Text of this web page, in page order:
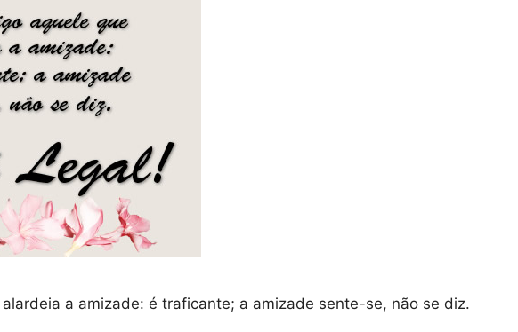
a amizade: é traficante; a amizade sente-se, não se diz.